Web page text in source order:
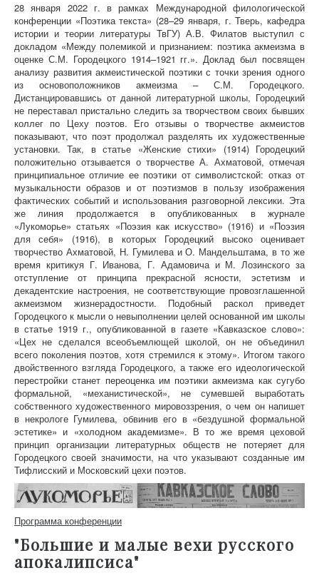
Контакты
28 января 2022 г. в рамках Международной филологической
конференции «Поэтика текста» (28–29 января, г. Тверь, кафедра
истории и теории литературы ТвГУ) А.В. Филатов выступил с
докладом «Между полемикой и признанием: поэтика акмеизма в
оценке С.М. Городецкого 1914–1921 гг.». Доклад был посвящен
анализу развития акмеистической поэтики с точки зрения одного
из основоположников акмеизма – С.М. Городецкого.
Дистанцировавшись от данной литературной школы, Городецкий
не переставал пристально следить за творчеством своих бывших
коллег по Цеху поэтов. Его отзывы о творчестве акмеистов
показывают, что поэт продолжал разделять их художественные
установки. Так, в статье «Женские стихи» (1914) Городецкий
положительно отзывается о творчестве А. Ахматовой, отмечая
принципиальное отличие ее поэтики от символистской: отказ от
музыкальности образов и от поэтизмов в пользу изображения
фактических событий и использования разговорной лексики. Эта
же линия продолжается в опубликованных в журнале
«Лукоморье» статьях «Поэзия как искусство» (1916) и «Поэзия
для себя» (1916), в которых Городецкий высоко оценивает
творчество Ахматовой, Н. Гумилева и О. Мандельштама, в то же
время критикуя Г. Иванова, Г. Адамовича и М. Лозинского за
отступление от принципа прекрасной ясности, эстетизм и
декадентские настроения, не соответствующие провозглашенной
акмеизмом жизнерадостности. Подобный раскол приведет
Городецкого к мысли о невыполнении целей основанной им школы
в статье 1919 г., опубликованной в газете «Кавказское слово»:
«Цех не сделался всеобъемлющей школой, он не объединил
всего поколения поэтов, хотя стремился к этому». Итогом такого
двойственного взгляда Городецкого, а также его идеологической
перестройки станет переоценка им поэтики акмеизма как сугубо
формальной, «механистической», не сумевшей выработать
собственного художественного мировоззрения, о чем он напишет
в некрологе Гумилева, обвинив его в «бездушной формальной
эстетике» и «холодном академизме». В то же время цеховой
принцип организации литературных обществ не потеряет для
Городецкого своей значимости, на что указывают созданные им
Тифлисский и Московский цехи поэтов.
Программа конференции
"Большие и малые вехи русского
апокалипсиса"